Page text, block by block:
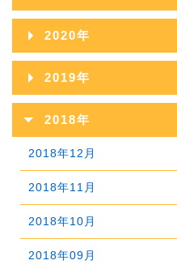
2026年02月
2026年01月
2025年07月
2025年06月
2025年05月
2024年08月
2024年07月
2024年06月
2024年05月
2024年04月
2024年03月
2024年02月
2023年10月
2023年09月
2023年08月
2023年07月
2023年06月
2023年05月
2023年04月
2023年03月
2022年11月
2022年10月
2022年09月
2022年08月
2022年07月
2022年06月
2022年05月
2022年04月
2021年12月
2021年11月
2021年10月
2021年09月
2021年08月
2021年07月
2021年06月
2021年05月
2020年
2020年12月
2020年11月
2020年10月
2020年09月
2020年08月
2020年07月
2019年
2019年12月
2018年
2018年12月
2018年11月
2018年10月
2018年09月